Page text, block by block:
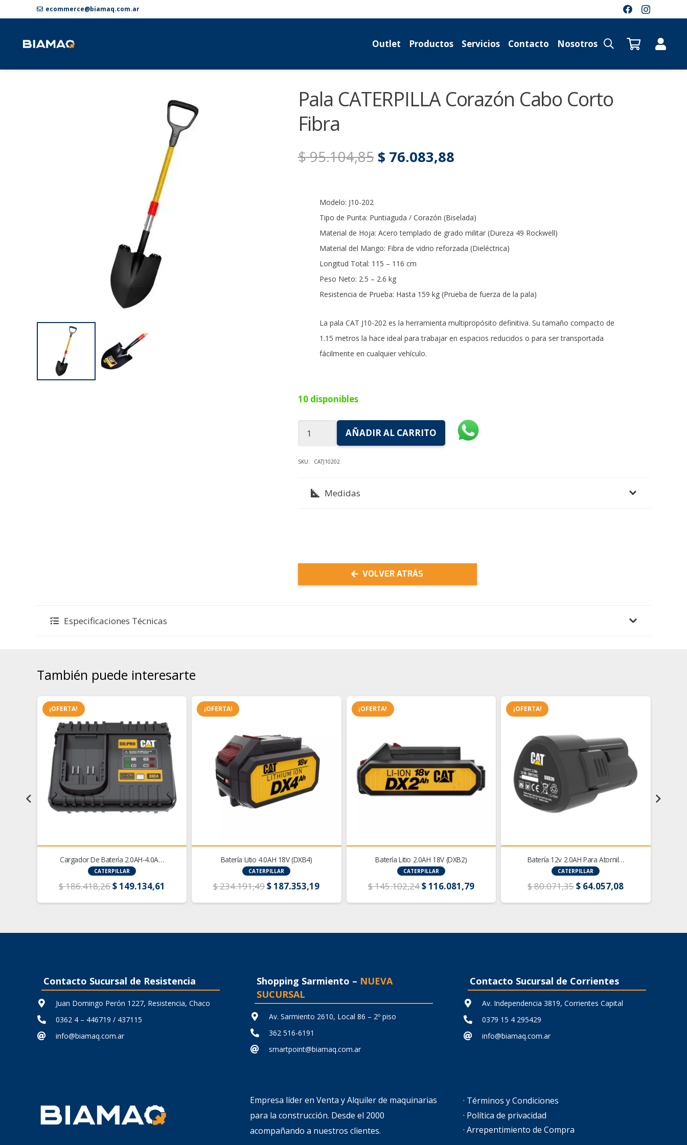
ecommerce@biamaq.com.ar
Outlet Productos Servicios Contacto Nosotros
Pala CATERPILLA Corazón Cabo Corto
Fibra
$95.104,85 El
$ 95.104,85.
$76.083,88El
$ 76.083,88.
Modelo: J10-202
Tipo de Punta: Puntiaguda / Corazón (Biselada)
Material de Hoja: Acero templado de grado militar (Dureza 49 Rockwell)
Material del Mango: Fibra de vidrio reforzada (Dieléctrica)
Longitud Total: 115 – 116 cm
Peso Neto: 2.5 – 2.6 kg
Resistencia de Prueba: Hasta 159 kg (Prueba de fuerza de la pala)
La pala CAT J10-202 es la herramienta multipropósito definitiva. Su tamaño compacto de
1.15 metros la hace ideal para trabajar en espacios reducidos o para ser transportada
fácilmente en cualquier vehículo.
10 disponibles
CATERPILLA
Corazón
Corto
AÑADIR AL CARRITO
SKU: CATJ10202
Medidas
VOLVER ATRÁS
Especificaciones Técnicas
También puede interesarte
es:
¡OFERTA!
Cargador De Batería 2.0AH-4.0A…
CATERPILLAR
$186.418,26El
precio
era:
$149.134,61
precio
es:
¡OFERTA!
Batería Litio 4.0AH 18V (DXB4)
CATERPILLAR
$234.191,49El
precio
era:
$187.353,19El
precio
es:
¡OFERTA!
Batería Litio 2.0AH 18V (DXB2)
CATERPILLAR
$145.102,24El
precio
era:
$116.081,79El
precio
es:
¡OFERTA!
Batería 12v 2.0AH Para Atornil…
CATERPILLAR
$80.071,35El
precio
era:
$ 64.057,08El
precio
es:
Contacto Sucursal de Resistencia
Juan Domingo Perón 1227, Resistencia, Chaco
0362 4 – 446719 / 437115
info@biamaq.com.ar
Shopping Sarmiento – NUEVA
SUCURSAL
Av. Sarmiento 2610, Local 86 – 2º piso
362 516-6191
smartpoint@biamaq.com.ar
Contacto Sucursal de Corrientes
Av. Independencia 3819, Corrientes Capital
0379 15 4 295429
info@biamaq.com.ar
Empresa líder en Venta y Alquiler de maquinarias
para la construcción. Desde el 2000
acompañando a nuestros clientes.
· Términos y Condiciones
· Política de privacidad
· Arrepentimiento de Compra